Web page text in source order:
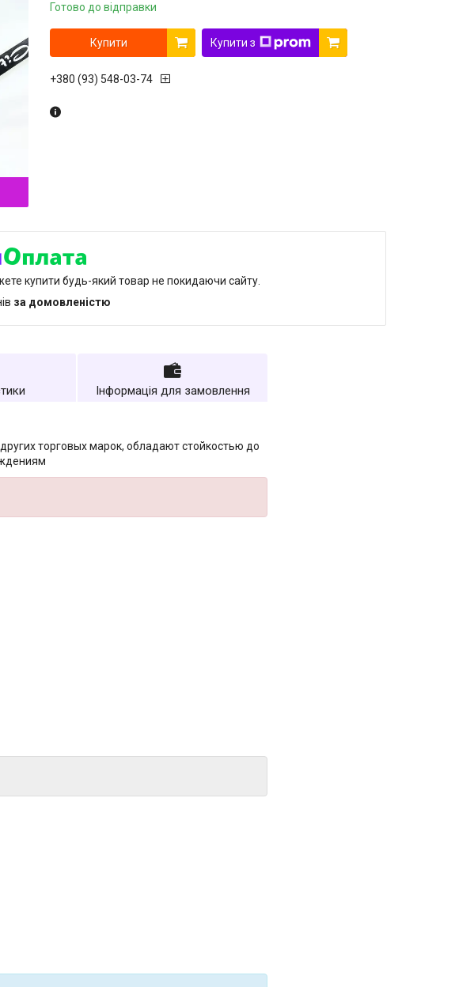
Готово до відправки
Купити Купити з
+380 (93) 548-03-74
купити будь-який товар не покидаючи сайту.
за домовленістю
Інформація для замовлення
торговых марок, обладают стойкостью до